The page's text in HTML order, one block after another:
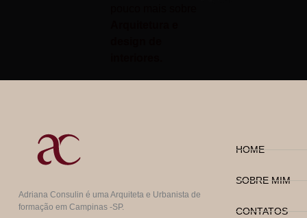
Adriana Consulin é uma Arquiteta e Urbanista de
formação em Campinas -SP.
HOME
SOBRE MIM
CONTATOS